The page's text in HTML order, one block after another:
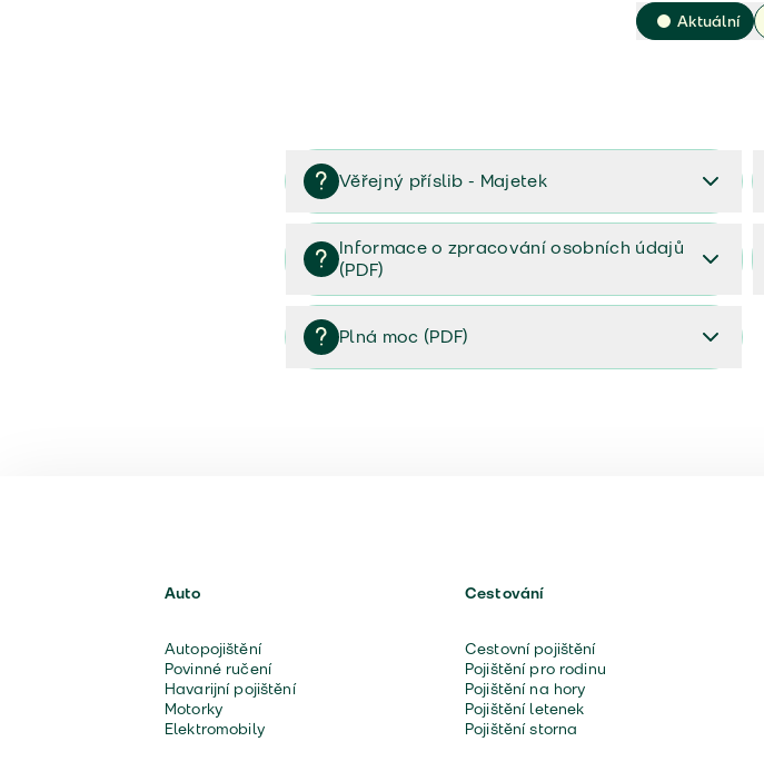
Aktuální
Věřejný příslib - Majetek
Věřejný příslib majetek 2023
Informace o zpracování osobních údajů
(PDF)
Informace o zpracování osobních údajů (PDF)
Plná moc (PDF)
Auto
Autopojištění
Povinné ručení
Havarijní pojištění
Motorky
Elektromobily
Cestování
Cestovní pojištění
Pojištění pro rodinu
Pojištění na hory
Pojištění letenek
Pojištění storna